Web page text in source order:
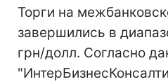
Торги на
завершились в
грн/долл. Согласно